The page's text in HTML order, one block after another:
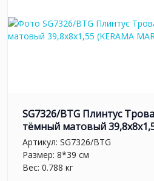
SG7326/BTG Плинтус
тёмный матовый
Артикул: SG7326/BTG
Размер: 8*39 см
Вес: 0.788 кг